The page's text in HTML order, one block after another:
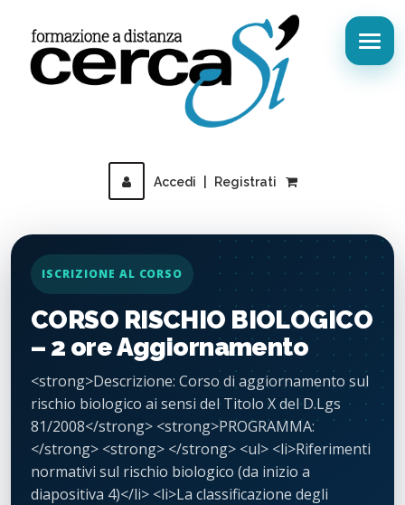
Accedi Registrati
ISCRIZIONE AL CORSO
CORSO RISCHIO BIOLOGICO
– 2 ore Aggiornamento
<strong>Descrizione: Corso di aggiornamento sul
rischio biologico ai sensi del Titolo X del D.Lgs
81/2008</strong> <strong>PROGRAMMA:
</strong> <strong> </strong> <ul> <li>Riferimenti
normativi sul rischio biologico (da inizio a
diapositiva 4)</li> <li>La classificazione degli